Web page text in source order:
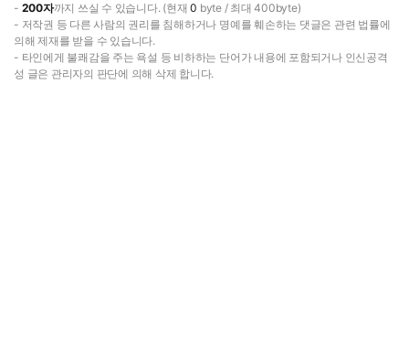
- 200자까지 쓰실 수 있습니다. (현재0 byte / 최대 400byte)
- 저작권 등 다른 사람의 권리를 침해하거나 명예를 훼손하는 댓글은 관련 법률에
의해 제재를 받을 수 있습니다.
- 타인에게 불쾌감을 주는 욕설 등 비하하는 단어가 내용에 포함되거나 인신공격
성 글은 관리자의 판단에 의해 삭제 합니다.